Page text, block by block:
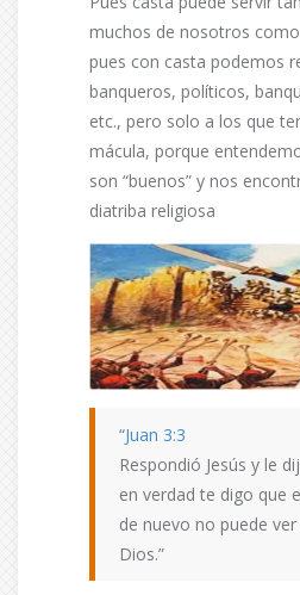
muchos de nosotros
pues con casta podemos
banqueros, políticos,
etc., pero solo a los que
mácula, porque
son “buenos” y nos
diatriba religiosa
“Juan 3:3
Respondió Jesús y le
en verdad te digo que
de nuevo no puede
Dios.”